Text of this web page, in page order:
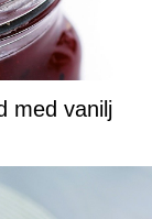
med vanilj